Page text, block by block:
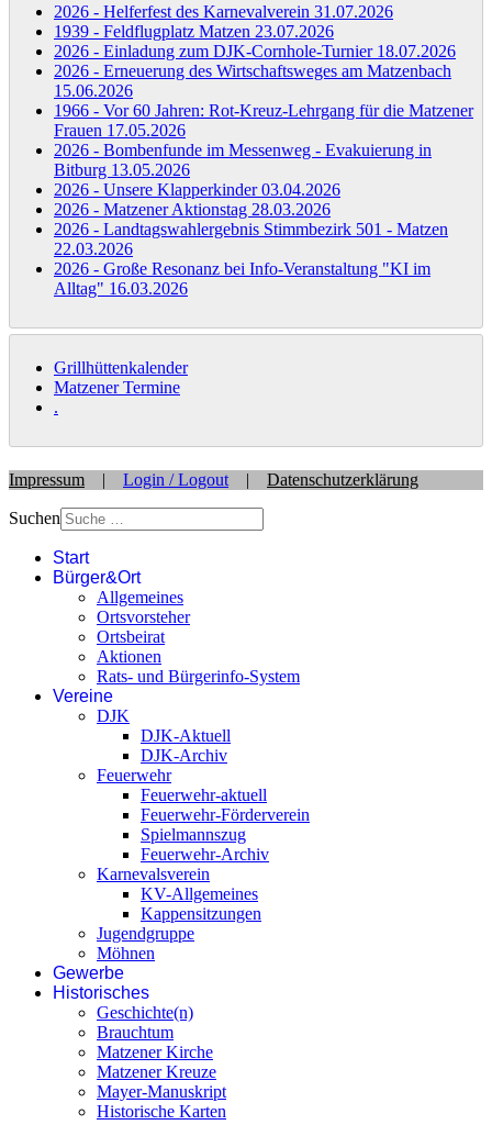
2026 - Helferfest des Karnevalverein 31.07.2026
1939 - Feldflugplatz Matzen 23.07.2026
2026 - Einladung zum DJK-Cornhole-Turnier 18.07.2026
2026 - Erneuerung des Wirtschaftsweges am Matzenbach
15.06.2026
1966 - Vor 60 Jahren: Rot-Kreuz-Lehrgang für die Matzener
Frauen 17.05.2026
2026 - Bombenfunde im Messenweg - Evakuierung in
Bitburg 13.05.2026
2026 - Unsere Klapperkinder03.04.2026
2026 - Matzener Aktionstag 28.03.2026
2026 - Landtagswahlergebnis Stimmbezirk 501 - Matzen
22.03.2026
2026 - Große Resonanz bei Info-Veranstaltung "KI im
Alltag" 16.03.2026
Grillhüttenkalender
Matzener Termine
.
Impressum | Login / Logout | Datenschutzerklärung
Suchen
Start
Bürger&Ort
Allgemeines
Ortsvorsteher
Ortsbeirat
Aktionen
Rats- und Bürgerinfo-System
Vereine
DJK
DJK-Aktuell
DJK-Archiv
Feuerwehr
Feuerwehr-aktuell
Feuerwehr-Förderverein
Spielmannszug
Feuerwehr-Archiv
Karnevalsverein
KV-Allgemeines
Kappensitzungen
Jugendgruppe
Möhnen
Gewerbe
Historisches
Geschichte(n)
Brauchtum
Matzener Kirche
Matzener Kreuze
Mayer-Manuskript
Historische Karten